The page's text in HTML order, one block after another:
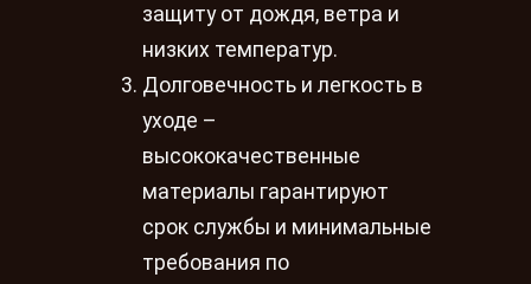
защиту от дождя, ветра и
низких температур.
Долговечность и легкость в
уходе –
высококачественные
материалы гарантируют
срок службы и минимальные
требования по